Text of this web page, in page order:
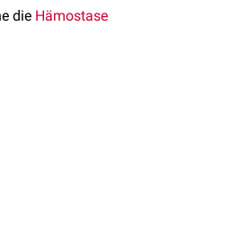
die Hämostase